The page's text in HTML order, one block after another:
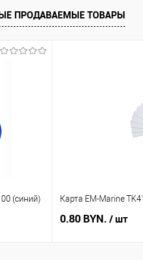
ПРОДАВАЕМЫЕ ТОВАРЫ
(синий) Карта EM-Marine
0.80 BYN. / шт